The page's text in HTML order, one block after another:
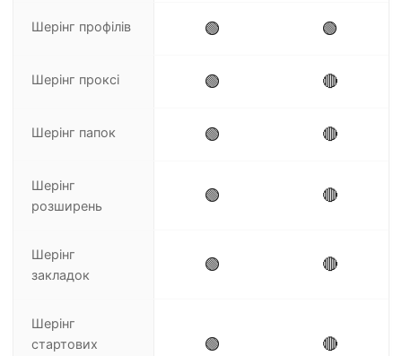
Шерінг профілів 🟢 🟢
Шерінг проксі 🟢 🔴
Шерінг папок 🟢 🔴
Шерінг
розширень
🟢 🔴
Шерінг
закладок
🟢 🔴
Шерінг
стартових
🟢 🔴